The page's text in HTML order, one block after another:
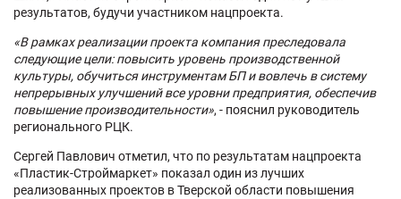
результатов, будучи участником нацпроекта.
«В рамках реализации проекта компания преследовала
следующие цели: повысить уровень производственной
культуры, обучиться инструментам БП и вовлечь в систему
непрерывных улучшений все уровни предприятия, обеспечив
повышение производительности», - пояснил руководитель
регионального РЦК.
Сергей Павлович отметил, что по результатам нацпроекта
«Пластик-Строймаркет» показал один из лучших
реализованных проектов в Тверской области повышения